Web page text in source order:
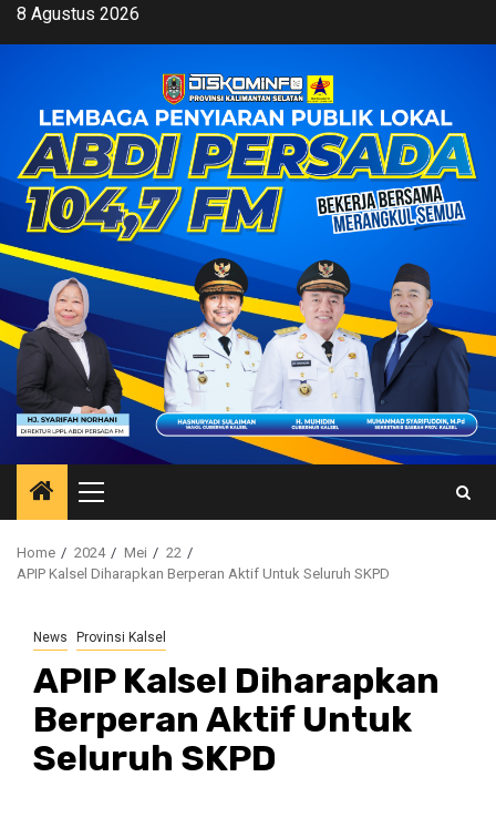
Skip8 Agustus 2026
Primary
Menu
Home 2024 Mei
22
APIP Kalsel Diharapkan Berperan Aktif Untuk Seluruh SKPD
News Provinsi Kalsel
APIP Kalsel Diharapkan
Berperan Aktif Untuk
Seluruh SKPD